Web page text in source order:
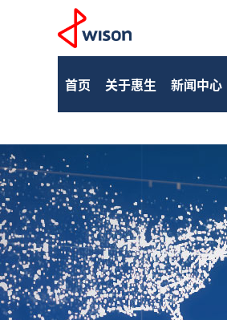
首页 关于惠生 新闻中心